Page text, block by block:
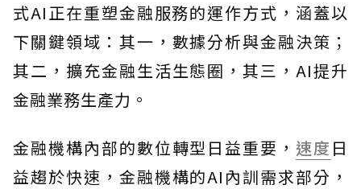
式AI正在重塑金融服務的運作方式，涵蓋以
下關鍵領域：其一，數據分析與金融決策；
其二，擴充金融生活生態圈，其三，AI提升
金融業務生產力。
金融機構內部的數位轉型日益重要， 速度 日
益趨於快速，金融機構的AI內訓需求部分，